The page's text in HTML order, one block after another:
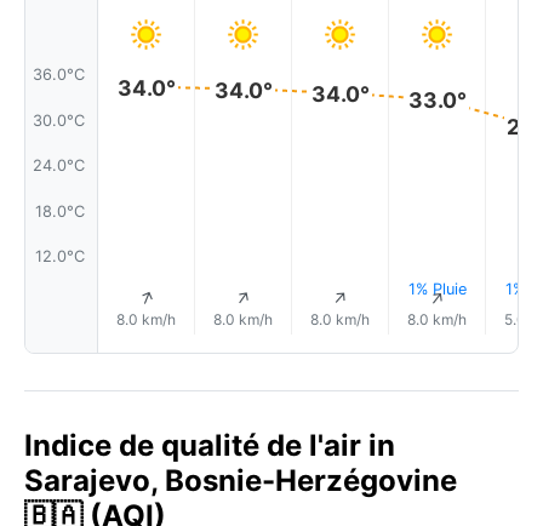
36.0°C
30.0°C
24.0°C
18.0°C
12.0°C
34.0°
↑
8.0 km/h
34.0°
↑
8.0 km/h
34.0°
↑
8.0 km/h
33.0°
1% Pluie
↑
8.0 km/h
1%
5.0
Indice de qualité de l'air in
Sarajevo, Bosnie-Herzégovine
🇧🇦 (AQI)